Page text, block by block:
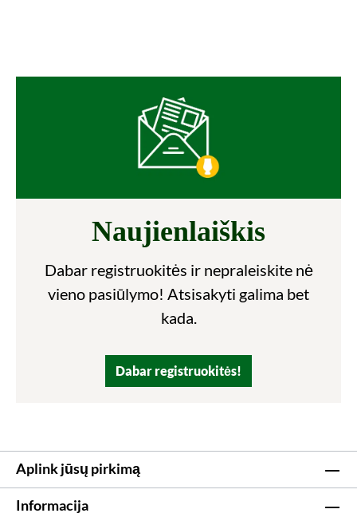
Naujienlaiškis
Dabar registruokitės ir nepraleiskite nė
vieno pasiūlymo! Atsisakyti galima bet
kada.
Dabar registruokitės!
Aplink jūsų pirkimą
Informacija